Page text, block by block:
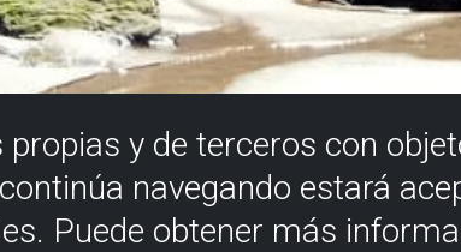
y de terceros con
navegando estará
Puede obtener más